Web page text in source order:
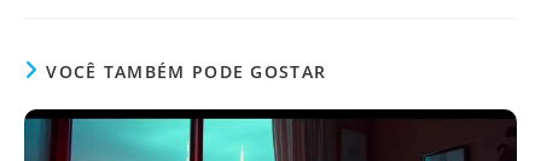
VOCÊ TAMBÉM PODE GOSTAR